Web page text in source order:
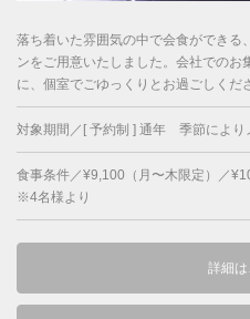
落ち着いた雰囲気の中で会食ができる
ンをご用意いたしました。会社での
に、個室でごゆっくりとお過ごしくだ
対象期間／[ 予約制 ] 通年 季節により
食事条件／¥9,100（月〜木限定）／
※4名様より
詳細は